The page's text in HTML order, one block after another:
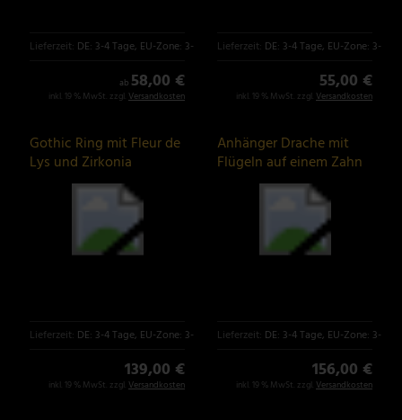
Lieferzeit: DE: 3-4 Tage, EU-Zone: 3-6 Tage
ab 58,00 €
inkl. 19 % MwSt. zzgl. Versandkosten
Lieferzeit: DE: 3-4 Tage, EU-Zone: 3-6
55,00 €
inkl. 19 % MwSt. zzgl. Versandkosten
Gothic Ring mit Fleur de
Lys und Zirkonia
Lieferzeit: DE: 3-4 Tage, EU-Zone: 3-6 Tage
139,00 €
inkl. 19 % MwSt. zzgl. Versandkosten
Anhänger Drache mit
Flügeln auf einem Zahn
Lieferzeit: DE: 3-4 Tage, EU-Zone: 3-6
156,00 €
inkl. 19 % MwSt. zzgl. Versandkosten